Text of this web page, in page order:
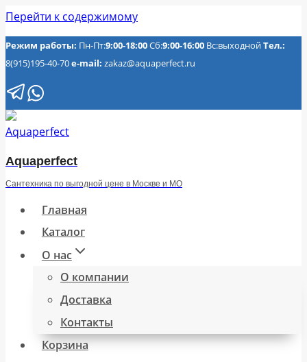
Перейти к содержимому
Режим работы: Пн-Пт:9:00-18:00Сб:9:00-16:00 Вс:выходнойТел.:
8(915)195-40-70e-mail: zakaz@aquaperfect.ru
Aquaperfect
Сантехника по выгодной цене в Москве и МО
Главная
Каталог
О нас
О компании
Доставка
Контакты
Корзина